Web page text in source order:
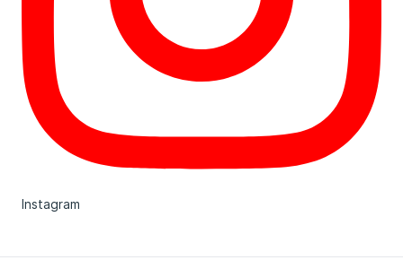
Instagram